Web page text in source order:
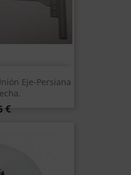
Eje-Persiana
€